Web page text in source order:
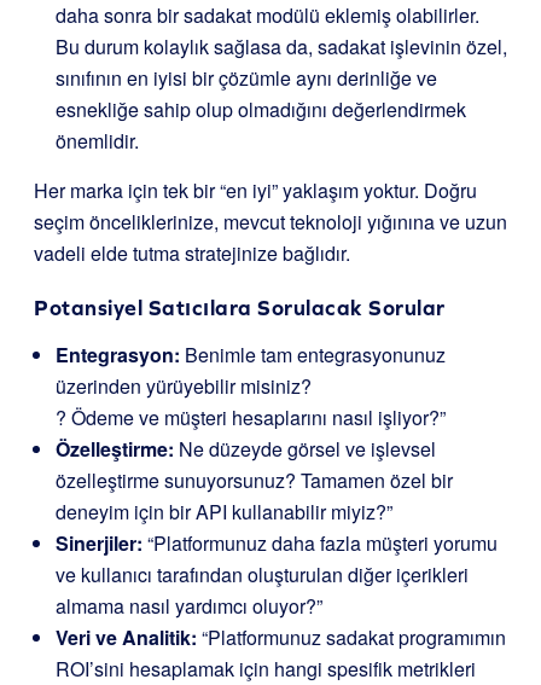
daha sonra bir sadakat modülü eklemiş olabilirler.
Bu durum kolaylık sağlasa da, sadakat işlevinin özel,
sınıfının en iyisi bir çözümle aynı derinliğe ve
esnekliğe sahip olup olmadığını değerlendirmek
önemlidir.
Her marka için tek bir “en iyi” yaklaşım yoktur. Doğru
seçim önceliklerinize, mevcut teknoloji yığınına ve uzun
vadeli elde tutma stratejinize bağlıdır.
Potansiyel Satıcılara Sorulacak Sorular
Entegrasyon: Benimle tam entegrasyonunuz
üzerinden yürüyebilir misiniz?
? Ödeme ve müşteri hesaplarını nasıl işliyor?”
Özelleştirme: Ne düzeyde görsel ve işlevsel
özelleştirme sunuyorsunuz? Tamamen özel bir
deneyim için bir API kullanabilir miyiz?”
Sinerjiler: “Platformunuz daha fazla müşteri yorumu
ve kullanıcı tarafından oluşturulan diğer içerikleri
almama nasıl yardımcı oluyor?”
Veri ve Analitik: “Platformunuz sadakat programımın
ROI’sini hesaplamak için hangi spesifik metrikleri